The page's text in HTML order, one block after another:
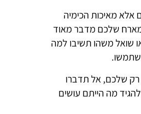
מאיכות הכימיה
שלכם מדבר מאוד
משהו תשיבו למה
– רק שלכם, אל תדברו
מה הייתם עושים